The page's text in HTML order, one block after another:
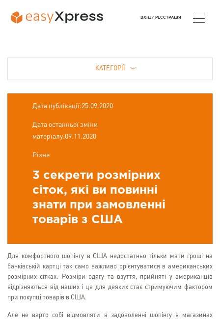
КАТЕГОРІЇ
Дата публікації:25.09.2020
Дата останньої зміни
матеріалу:09.11.2020
Різне
3 секрети розмірних
сіток, які ви повинні
знати при замовленні
товарів з США
Для комфортного шопінгу в США недостатньо тільки мати гроші на
банківській картці так само важливо орієнтуватися в американських
розмірних сітках. Розміри одягу та взуття, прийняті у американців
відрізняються від наших і це для деяких стає стримуючим фактором
при покупці товарів в США.
Але не варто собі відмовляти в задоволенні шопінгу в магазинах
ВХІД / РЕЄСТРАЦІЯ